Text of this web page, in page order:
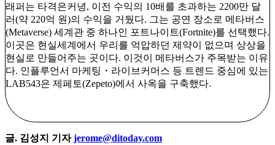
래퍼는 타격은커녕, 이전 수익의 10배를 초과하는 2200만 달
러(약 220억 원)의 수익을 거뒀다. 그는 공연 장소로 메타버스
(Metaverse) 세계관 중 하나인 포트나이트(Fortnite)를 선택했다.
이곳은 현실세계에서 우리를 억압하던 제약이 없으며 상상을
현실로 만들어주는 곳이다. 이것이 메타버스가 주목받는 이유
다. 인플루언서 마케팅・라이브커머스 등 트렌드 중심에 있는
LAB543은 제페토(Zepeto)에서 사옥을 구축했다.
글. 김성지 기자jerome@ditoday.com